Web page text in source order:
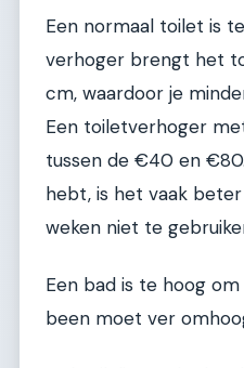
Een normaal toilet is
verhoger brengt het
cm, waardoor je
Een toiletverhoger
tussen de €40 en
hebt, is het vaak
weken niet te
Een bad is te hoog
been moet ver